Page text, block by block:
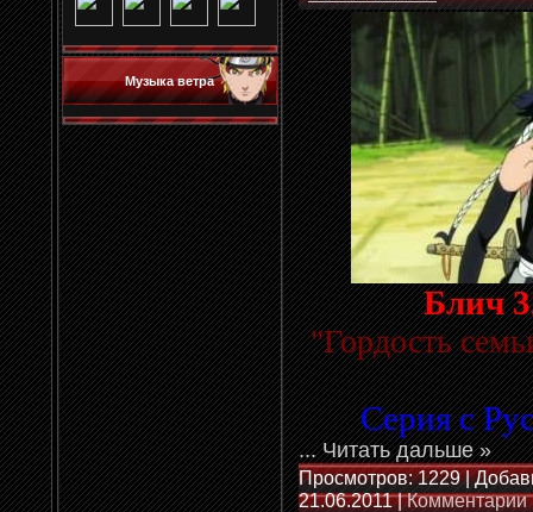
Музыка ветра
Блич
"Гордость
Cерия с
...Читать дальше »
Просмотров: 1229 |
21.06.2011|Комментарии